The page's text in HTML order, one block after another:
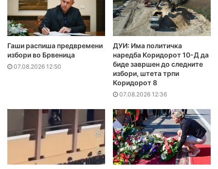
Гаши распиша предвремени
избори во Брвеница
07.08.2026 12:50
ДУИ: Има политичка
наредба Коридорот 10-Д да
биде завршен до следните
избори, штета трпи
Коридорот 8
07.08.2026 12:36